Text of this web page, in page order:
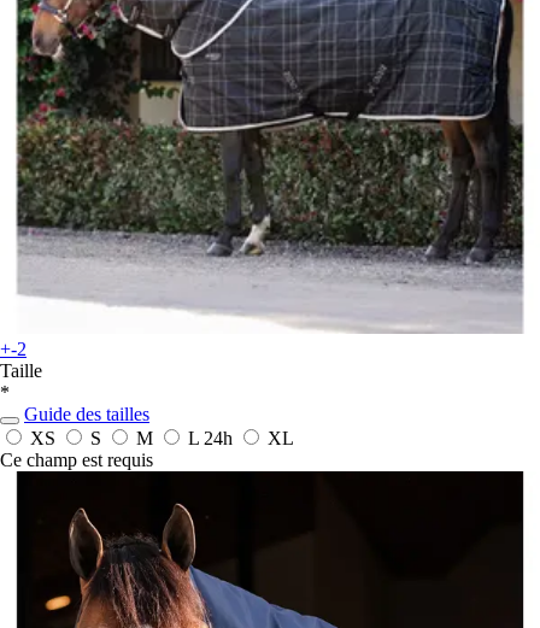
+-2
Taille
*
Guide des tailles
XS
S M L 24h
XL
Ce champ est requis